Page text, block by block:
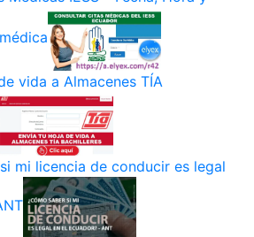
vida a Almacenes TÍA
mi licencia de conducir es legal